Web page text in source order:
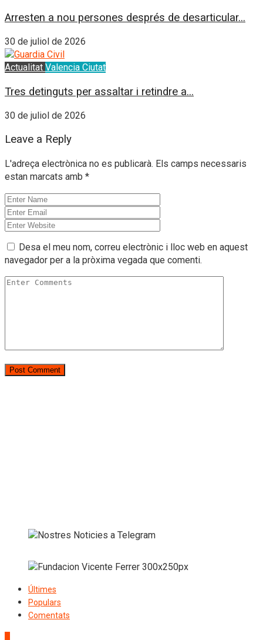
Arresten a nou persones després de desarticular...
30 de juliol de 2026
Actualitat Valencia Ciutat
Tres detinguts per assaltar i retindre a...
30 de juliol de 2026
Leave a Reply
L'adreça electrònica no es publicarà. Els camps necessaris
estan marcats amb *
Desa el meu nom, correu electrònic i lloc web en aquest
navegador per a la pròxima vegada que comenti.
Últimes
Populars
Comentats